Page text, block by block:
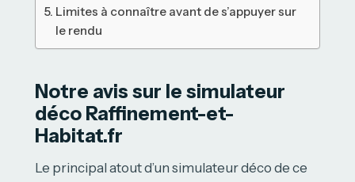
Limites à connaître avant de s’appuyer sur
le rendu
Notre avis sur le simulateur
déco Raffinement-et-
Habitat.fr
Le principal atout d’un simulateur déco de ce